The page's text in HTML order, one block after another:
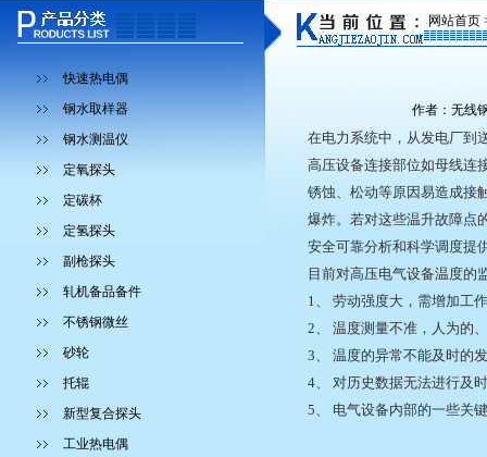
快速热电偶
钢水取样器
钢水测温仪
定氧探头
定碳杯
定氢探头
副枪探头
轧机备品备件
不锈钢微丝
砂轮
托辊
新型复合探头
工业热电偶
网站首页
作者：无线
在电力系统中，从发电厂到
高压设备连接部位如母线连
锈蚀、松动等原因易造成接
爆炸。若对这些温升故障点
安全可靠分析和科学调度提
目前对高压电气设备温度的
1、 劳动强度大，需增加工
2、 温度测量不准，人为的
3、 温度的异常不能及时的
4、 对历史数据无法进行及
5、 电气设备内部的一些关